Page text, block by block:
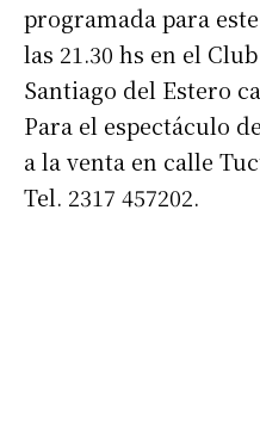
programada para
las 21.30 hs en el
Santiago del Estero
Para el espectáculo
a la venta en calle
Tel. 2317 457202.